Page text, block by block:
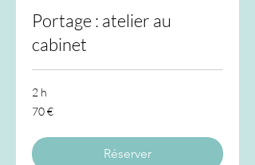
Portage : atelier au
cabinet
2 h
70
euros
70 €
Réserver